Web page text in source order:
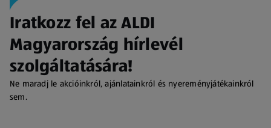
Iratkozz fel az ALDI
Magyarország hírlevél
szolgáltatására!
Ne maradj le akcióinkról, ajánlatainkról és nyereményjátékainkról
sem.